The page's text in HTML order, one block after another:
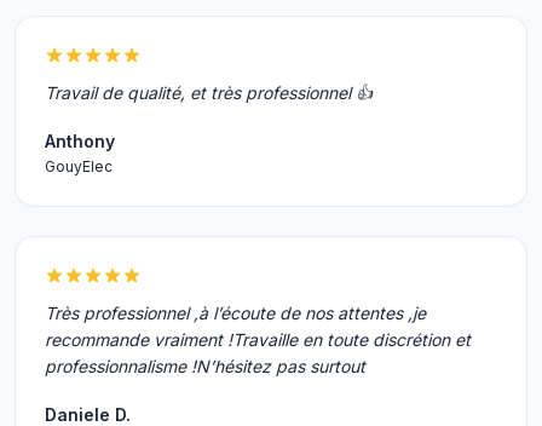
Travail de qualité, et très professionnel 👍
Anthony
GouyElec
Très professionnel ,à l’écoute de nos attentes ,je
recommande vraiment !Travaille en toute discrétion et
professionnalisme !N’hésitez pas surtout
Daniele D.